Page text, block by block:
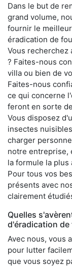
Dans le but de
grand volume,
fournir le
éradication de
Vous recherchez
? Faites-nous
villa ou bien de
Faites-nous
ce qui concerne
feront en sorte
Vous disposez
insectes
charger
notre entreprise,
la formule la
Pour tous vos
présents avec
clairement
Quelles
d'éradication de
Avec nous, vous
pour lutter
que vous soyez